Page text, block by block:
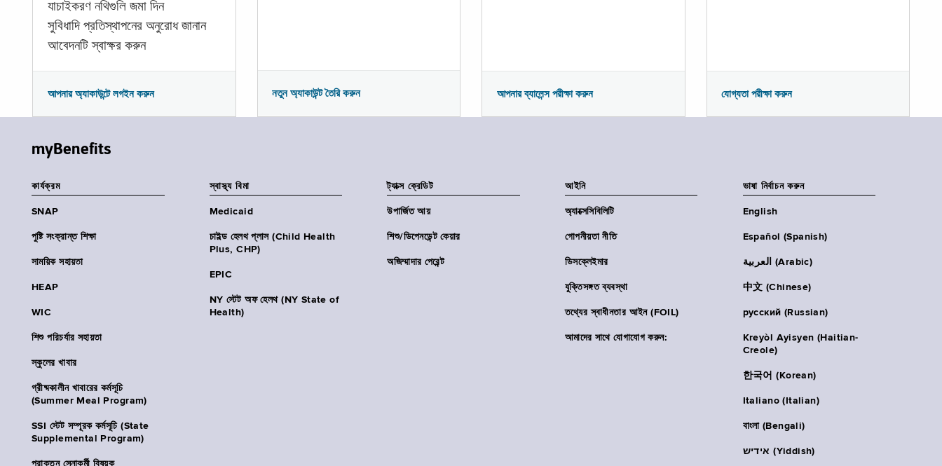
যাচাইকরণ নথিগুলি জমা দিন
সুবিধাদি প্রতিস্থাপনের অনুরোধ জানান
আবেদনটি স্বাক্ষর করুন
আপনার অ্যাকাউন্টে লগইন করুন নতুন অ্যাকাউন্ট তৈরি করুন আপনার ব্যালেন্স পরীক্ষা করুন যোগ্যতা পরীক্ষা করুন
myBenefits
কার্যক্রম
SNAP
পুষ্টি সংক্রান্ত শিক্ষা
সাময়িক সহায়তা
HEAP
WIC
শিশু পরিচর্যার সহায়তা
স্কুলের খাবার
গ্রীষ্মকালীন খাবারের কর্মসূচি
(Summer Meal Program)
SSI স্টেট সম্পূরক কর্মসূচি (State
Supplemental Program)
প্রাক্তন সেনাকর্মী বিষয়ক
স্বাস্থ্য বিমা
Medicaid
চাইল্ড হেলথ প্লাস (Child Health
Plus, CHP)
EPIC
NY স্টেট অফ হেলথ (NY State of
Health)
ট্যাক্স ক্রেডিট
উপার্জিত আয়
শিশু/ডিপেনডেন্ট কেয়ার
অজিম্মাদার পেরেন্ট
আইনি
অ্যাক্সেসিবিলিটি
গোপনীয়তা নীতি
ডিসক্লেইমার
যুক্তিসঙ্গত ব্যবস্থা
তথ্যের স্বাধীনতার আইন (FOIL)
আমাদের সাথে যোগাযোগ করুন:
ভাষা নির্বাচন করুন
English
Español (Spanish)
العربية (Arabic)
中文 (Chinese)
русский (Russian)
Kreyòl Ayisyen (Haitian-
Creole)
한국어 (Korean)
Italiano (Italian)
বাংলা (Bengali)
אידיש (Yiddish)